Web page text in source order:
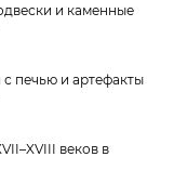
и каменные
печью и артефакты
веков в